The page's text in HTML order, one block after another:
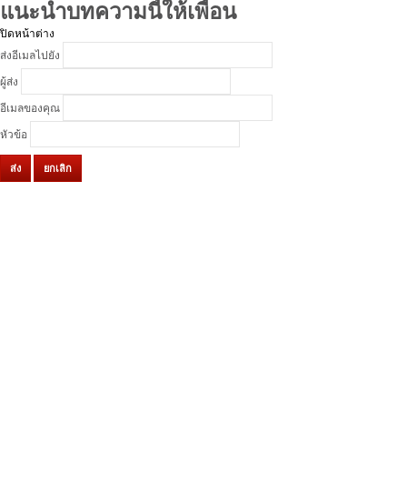
แนะนำบทความนี้ให้เพื่อน
ปิดหน้าต่าง
ส่งอีเมลไปยัง
ผู้ส่ง
อีเมลของคุณ
หัวข้อ
ส่ง ยกเลิก